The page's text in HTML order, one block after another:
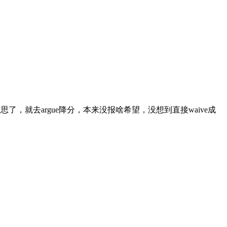
了，就去argue降分，本来没报啥希望，没想到直接waive成